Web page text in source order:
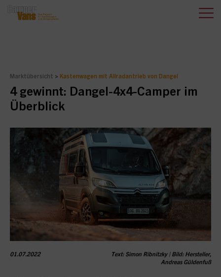
Marktübersicht > Kastenwagen mit Allradantrieb von Dangel
4 gewinnt: Dangel-4x4-Camper im
Überblick
01.07.2022
Text: Simon Ribnitzky | Bild: Hersteller,
Andreas Güldenfuß